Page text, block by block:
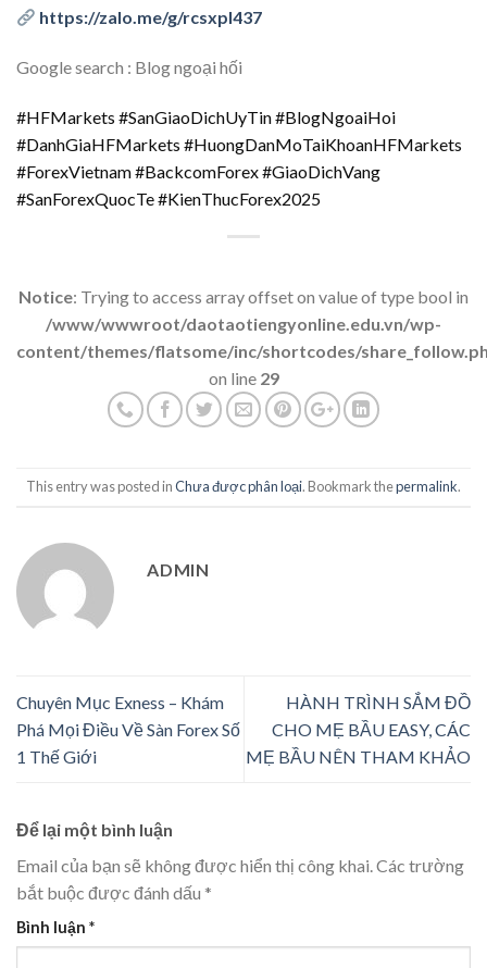
https://zalo.me/g/rcsxpl437
Google search : Blog ngoại hối
#HFMarkets #SanGiaoDichUyTin #BlogNgoaiHoi
#DanhGiaHFMarkets #HuongDanMoTaiKhoanHFMarkets
#ForexVietnam #BackcomForex #GiaoDichVang
#SanForexQuocTe #KienThucForex2025
Notice: Trying to access array offset on value of type bool in
/www/wwwroot/daotaotiengyonline.edu.vn/wp-
content/themes/flatsome/inc/shortcodes/
on line 29
This entry was posted inChưa được phân loại. Bookmark thepermalink.
ADMIN
Chuyên Mục Exness – Khám
Phá Mọi Điều Về Sàn Forex Số
1 Thế Giới
HÀNH TRÌNH SẮM ĐỒ
CHO MẸ BẦU EASY, CÁC
MẸ BẦU NÊN THAM KHẢO
Để lại một bình luận
Email của bạn sẽ không được hiển thị công khai.Các trường
bắt buộc được đánh dấu *
Bình luận *